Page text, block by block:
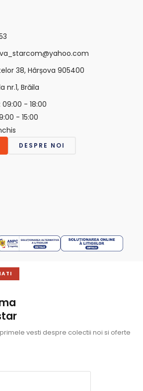
38, Hârșova 905400
nr.1, Brăila
- 18:00
- 15:00
DESPRE NOI
vesti despre colectii noi si oferte